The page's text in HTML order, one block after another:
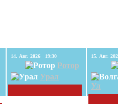
14. Авг. 2026 19:30
Ротор
Урал
Ул